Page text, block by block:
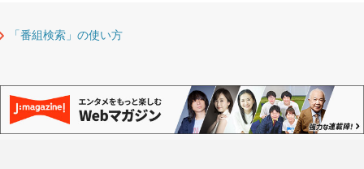
「番組検索」の使い方